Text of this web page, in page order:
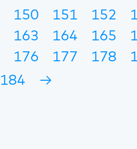
150 151 152
163 164 165
176 177 178
184 →